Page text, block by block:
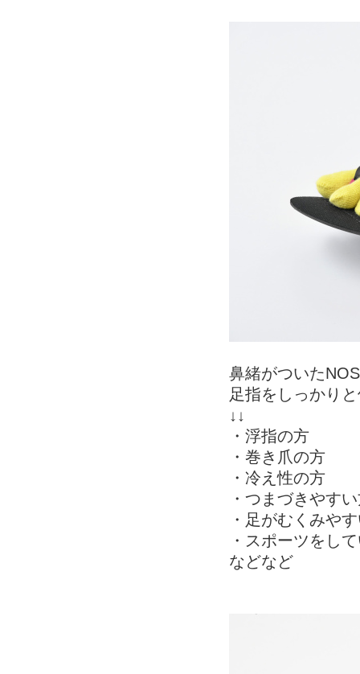
鼻緒がついた
足指をしっかり
↓↓
・浮指の方
・巻き爪の方
・冷え性の方
・つまづきやす
・足がむくみや
・スポーツをし
などなど